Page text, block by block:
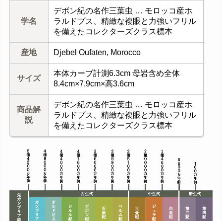
学名
デボン紀の名作三葉虫 … モロッコ産ホ
ラルドプス、精緻な複眼と力強いフリル
を備えたコレクターズクラス標本
産地 Djebel Oufaten, Morocco
サイズ
本体カーブ計測6.3cm 母岩含め全体
8.4cm×7.9cm×高3.6cm
商品解
説
デボン紀の名作三葉虫 … モロッコ産ホ
ラルドプス、精緻な複眼と力強いフリル
を備えたコレクターズクラス標本